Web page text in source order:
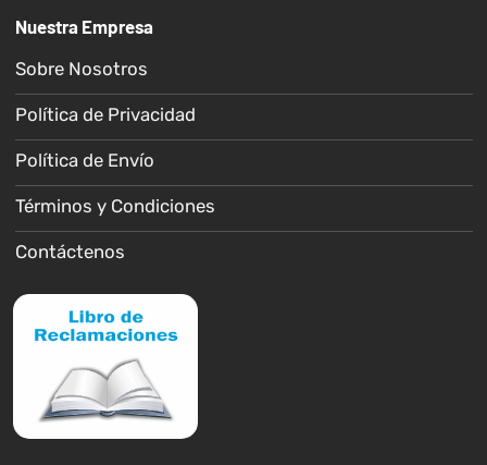
Nuestra Empresa
Sobre Nosotros
Política de Privacidad
Política de Envío
Términos y Condiciones
Contáctenos